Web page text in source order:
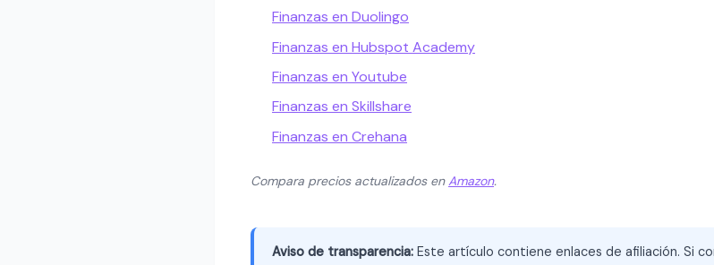
Finanzas en Duolingo
Finanzas en Hubspot Academy
Finanzas en Youtube
Finanzas en Skillshare
Finanzas en Crehana
Compara precios actualizados enAmazon.
Aviso de transparencia: Este artículo contiene enlaces de afiliación. Si